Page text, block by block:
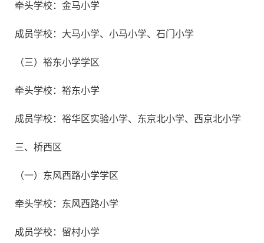
牵头学校：金马小学
成员学校：大马小学、小马小学、石门小学
（三）裕东小学学区
牵头学校：裕东小学
成员学校：裕华区实验小学、东京北小学、西京北小学
三、桥西区
（一）东风西路小学学区
牵头学校：东风西路小学
成员学校：留村小学